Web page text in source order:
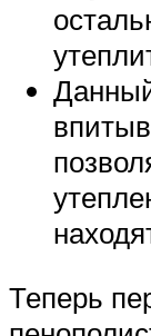
Теперь